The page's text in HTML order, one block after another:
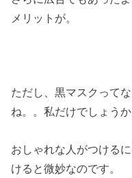
メリットが。
ただし、黒マスクって
ね。。私だけでしょうか
おしゃれな人がつける
けると微妙なのです。